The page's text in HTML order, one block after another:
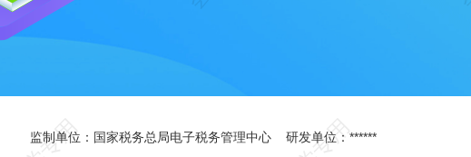
监制单位：国家税务总局电子税务管理中心 研发单位：******